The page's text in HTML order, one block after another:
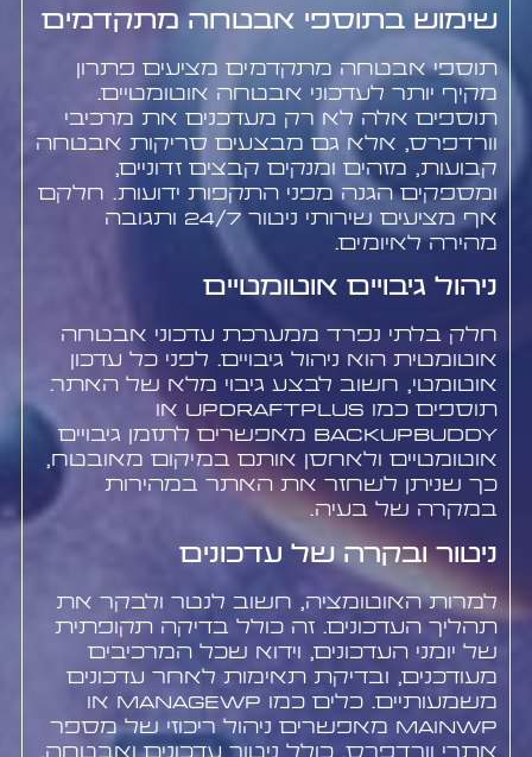
שימוש בתוספי אבטחה מתקדמים
תוספי אבטחה מתקדמים מציעים פתרון
מקיף יותר לעדכוני אבטחה אוטומטיים.
תוספים אלה לא רק מעדכנים את מרכיבי
וורדפרס, אלא גם מבצעים סריקות אבטחה
קבועות, מזהים ומנקים קבצים זדוניים,
ומספקים הגנה מפני התקפות ידועות. חלקם
אף מציעים שירותי ניטור 24/7 ותגובה
מהירה לאיומים.
ניהול גיבויים אוטומטיים
חלק בלתי נפרד ממערכת עדכוני אבטחה
אוטומטית הוא ניהול גיבויים. לפני כל עדכון
אוטומטי, חשוב לבצע גיבוי מלא של האתר.
תוספים כמו UpdraftPlus או
BackupBuddy מאפשרים לתזמן גיבויים
אוטומטיים ולאחסן אותם במיקום מאובטח,
כך שניתן לשחזר את האתר במהירות
במקרה של בעיה.
ניטור ובקרה של עדכונים
למרות האוטומציה, חשוב לנטר ולבקר את
תהליך העדכונים. זה כולל בדיקה תקופתית
של יומני העדכונים, וידוא שכל המרכיבים
מעודכנים, ובדיקת תאימות לאחר עדכונים
משמעותיים. כלים כמו ManageWP או
MainWP מאפשרים ניהול ריכוזי של מספר
אתרי וורדפרס, כולל ניטור עדכונים ואבטחה.